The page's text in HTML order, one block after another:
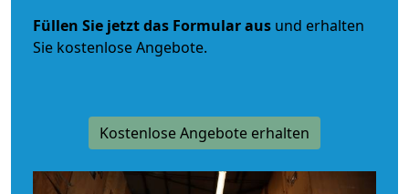
Füllen Sie jetzt das Formular aus und erhalten
Sie kostenlose Angebote.
Kostenlose Angebote erhalten